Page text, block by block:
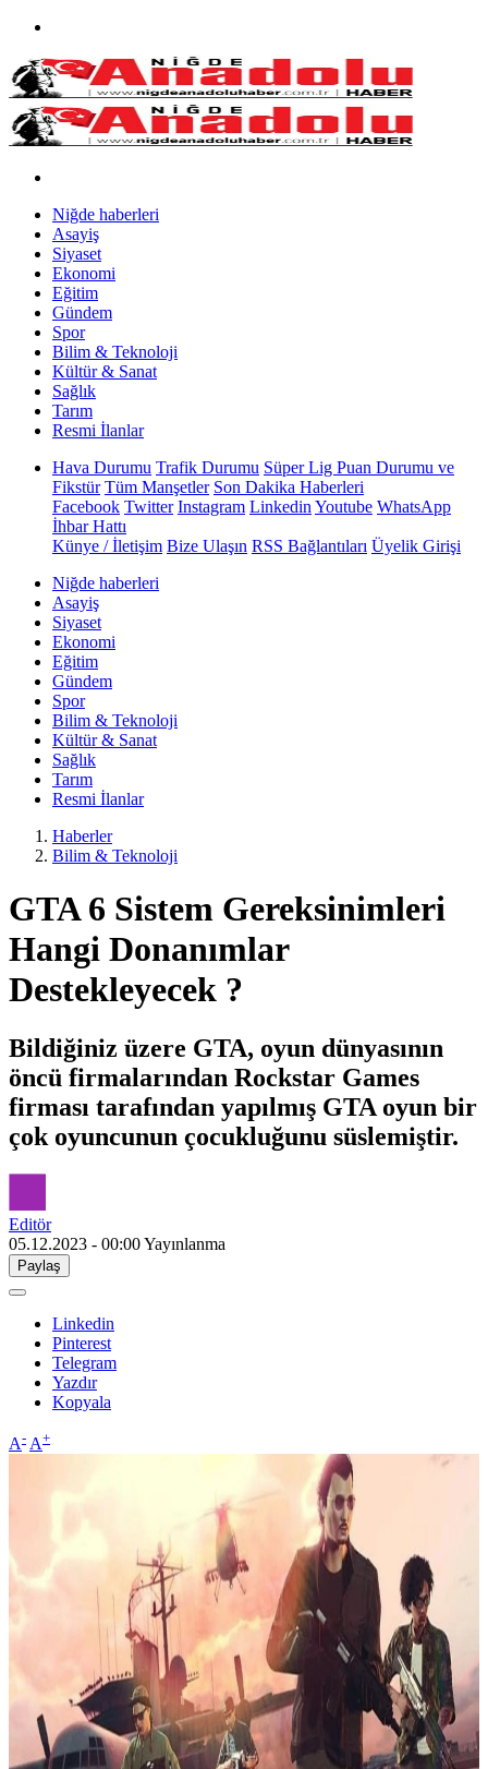
Niğde haberleri
Asayiş
Siyaset
Ekonomi
Eğitim
Gündem
Spor
Bilim & Teknoloji
Kültür & Sanat
Sağlık
Tarım
Resmi İlanlar
Hava Durumu Trafik Durumu Süper Lig Puan Durumu ve
Fikstür Tüm Manşetler Son Dakika Haberleri
Facebook Twitter Instagram Linkedin Youtube WhatsApp
İhbar Hattı
Künye / İletişim Bize Ulaşın RSS Bağlantıları Üyelik Girişi
Niğde haberleri
Asayiş
Siyaset
Ekonomi
Eğitim
Gündem
Spor
Bilim & Teknoloji
Kültür & Sanat
Sağlık
Tarım
Resmi İlanlar
Haberler
Bilim & Teknoloji
GTA 6 Sistem Gereksinimleri
Hangi Donanımlar
Destekleyecek ?
Bildiğiniz üzere GTA, oyun dünyasının
öncü firmalarından Rockstar Games
firması tarafından yapılmış GTA oyun bir
çok oyuncunun çocukluğunu süslemiştir.
Editör
05.12.2023 - 00:00Yayınlanma
Paylaş
Linkedin
Pinterest
Telegram
Yazdır
Kopyala
A- A+